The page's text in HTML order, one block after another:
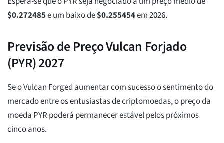
$0.272485e um baixo de$0.255454em 2026.
Previsão de Preço Vulcan Forjado
(PYR) 2027
Se o Vulcan Forged aumentar com sucesso o sentimento do
mercado entre os entusiastas de criptomoedas, o preço da
moeda PYR poderá permanecer estável pelos próximos
cinco anos.